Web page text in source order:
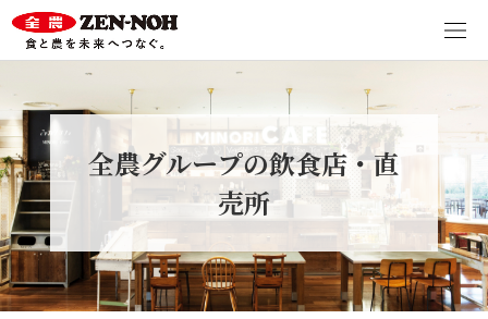
全農グループの飲食店・直
売所